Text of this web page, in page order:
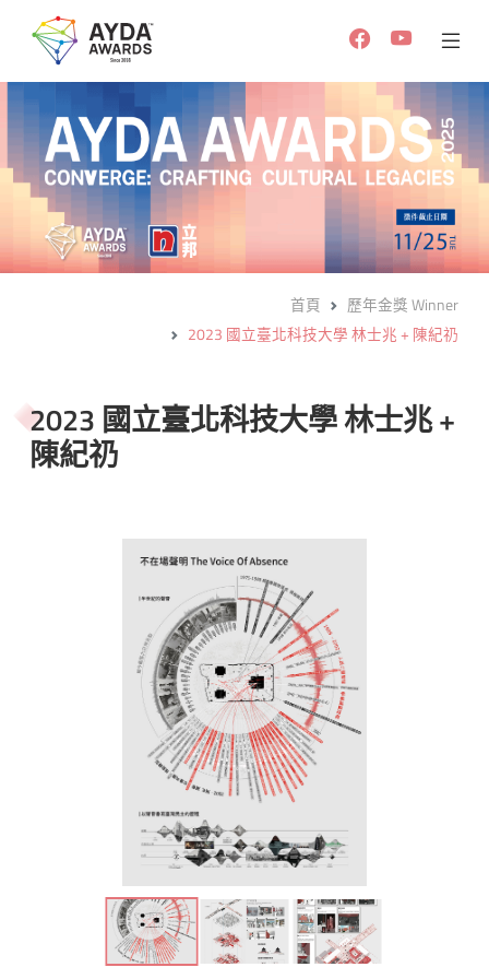
首頁
歷年金獎 Winner
2023 國立臺北科技大學 林士兆 + 陳紀礽
2023 國立臺北科技大學 林士兆 +
陳紀礽